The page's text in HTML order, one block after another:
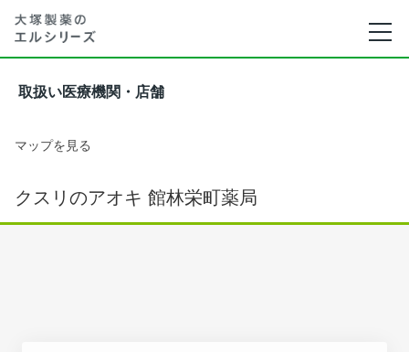
取扱い医療機関・店舗
マップを見る
クスリのアオキ 館林栄町薬局